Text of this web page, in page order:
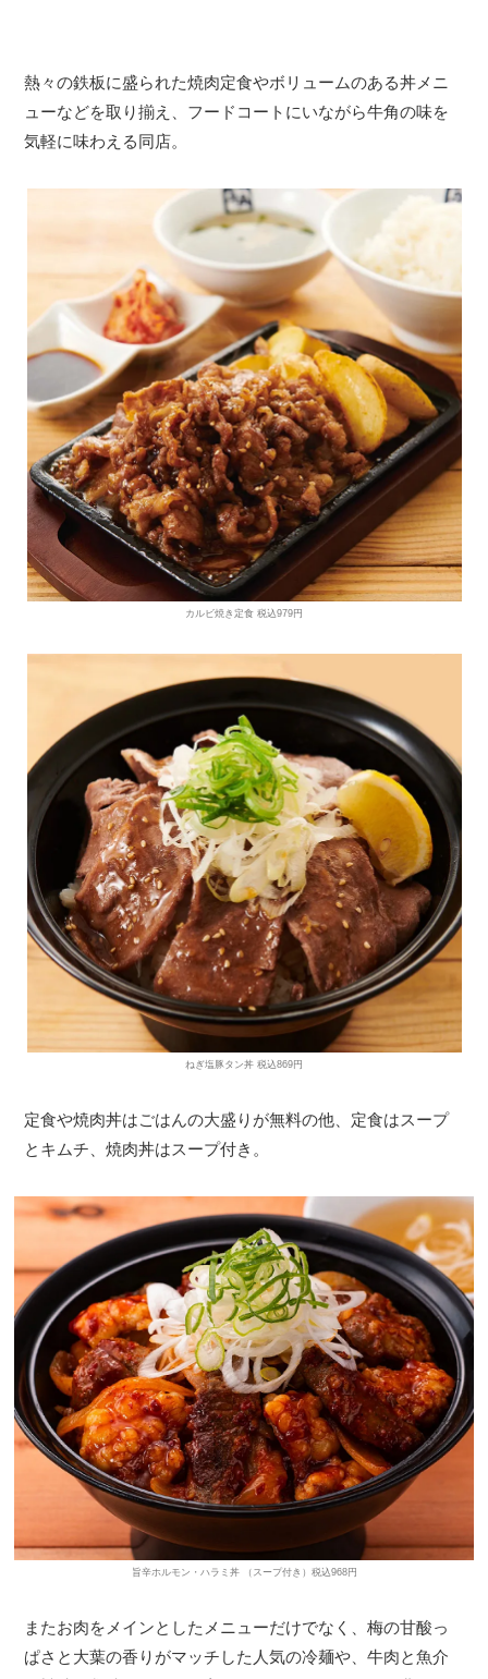
熱々の鉄板に盛られた焼肉定食やボリュームのある丼メニ
ューなどを取り揃え、フードコートにいながら牛角の味を
気軽に味わえる同店。
カルビ焼き定食 税込979円
ねぎ塩豚タン丼 税込869円
定食や焼肉丼はごはんの大盛りが無料の他、定食はスープ
とキムチ、焼肉丼はスープ付き。
旨辛ホルモン・ハラミ丼 （スープ付き）税込968円
またお肉をメインとしたメニューだけでなく、梅の甘酸っ
ぱさと大葉の香りがマッチした人気の冷麺や、牛肉と魚介